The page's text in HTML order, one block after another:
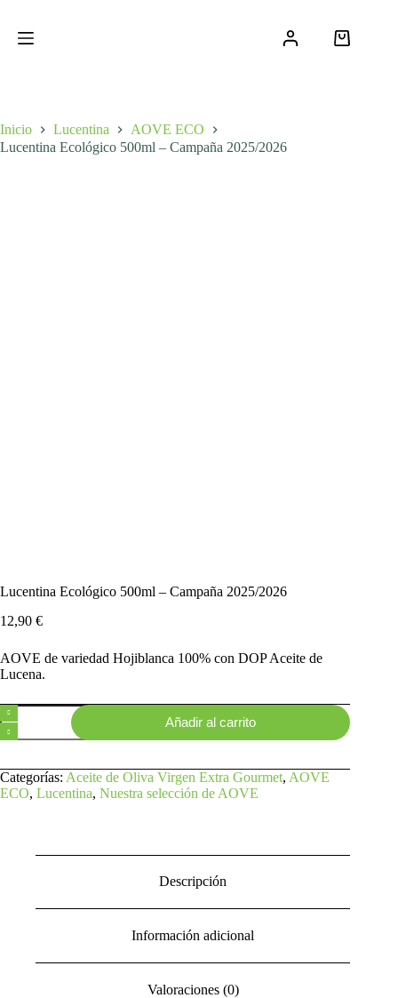
contenido
Carro
Inicio Lucentina
AOVE ECO
Lucentina Ecológico 500ml – Campaña 2025/2026
Lucentina Ecológico 500ml – Campaña 2025/2026
12,90 €
AOVE de variedad Hojiblanca 100% con DOP Aceite de
Lucena.
Lucentina
Ecológico
500ml
Campaña
2025/2026
cantidad
Añadir al carrito
Categorías: Aceite de Oliva Virgen Extra Gourmet, AOVE
ECO, Lucentina, Nuestra selección de AOVE
Descripción
Información adicional
Valoraciones (0)